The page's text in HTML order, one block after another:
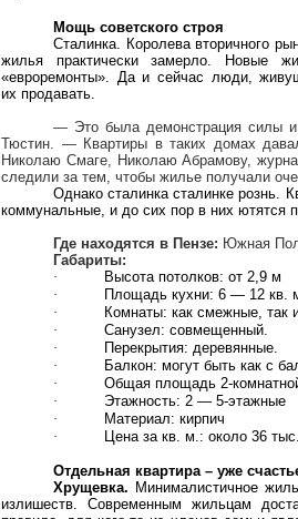
Мощь советского строя
Сталинка. Королева вторичного
жилья практически замерло. Новые
«евроремонты». Да и сейчас люди,
их продавать.
— Это была демонстрация силы и
Тюстин. — Квартиры в таких домах
Николаю Смаге, Николаю Абрамову,
следили за тем, чтобы жилье получали
Однакосталинка сталинке рознь.
коммунальные, и до сих пор в них ютятся
Где находятся в Пензе: Южная
Габариты:
·
Высота потолков: от2,9 м
·
Площадь кухни: 6 — 12 кв.
·
Комнаты: как смежные, так
·
Санузел: совмещенный.
·
Перекрытия: деревянные.
·
Балкон: могут быть как с
·
Общая площадь 2-
·
Этажность: 2 — 5-этажные
·
Материал: кирпич
·
Цена за кв. м.: около 36
Отдельная квартира – уже
Хрущевка. Минималистичное
излишеств. Современным жильцам